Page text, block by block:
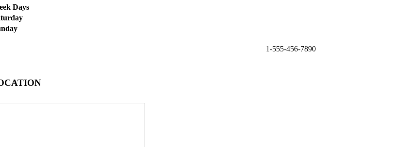
Days
1-555-456-7890